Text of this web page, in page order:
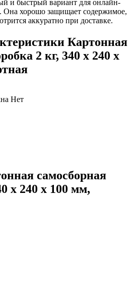
и быстрый вариант для онлайн-
Она хорошо защищает содержимое,
аккуратно при доставке.
Картонная
2 кг, 340 х 240 х
Нет
самосборная
х 240 х 100 мм,